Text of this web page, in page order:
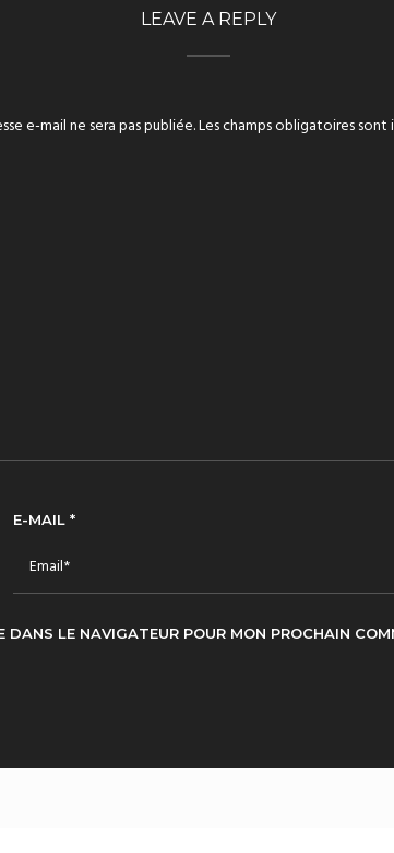
LEAVE A REPLY
e-mail ne sera pas publiée.Les champs obligatoires sont
E-MAIL *
LE NAVIGATEUR POUR MON PROCHAIN